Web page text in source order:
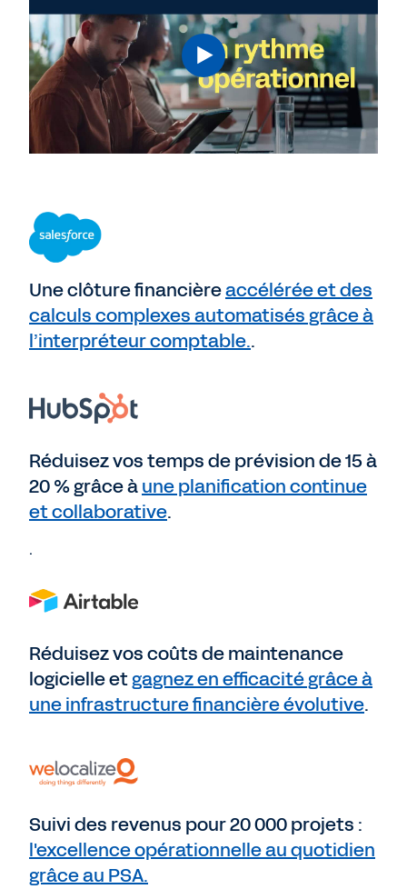
Une clôture financièreaccélérée et des
calculs complexes automatisés grâce à
l’interpréteur comptable..
Réduisez vos temps de prévision de 15 à
20 % grâce àune planification continue
et collaborative.
.
Réduisez vos coûts de maintenance
logicielle etgagnez en efficacité grâce à
une infrastructure financière évolutive.
Suivi des revenus pour 20 000 projets :
l'excellence opérationnelle au quotidien
grâce au PSA.